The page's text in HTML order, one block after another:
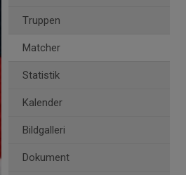
Truppen
Matcher
Statistik
Kalender
Bildgalleri
Dokument